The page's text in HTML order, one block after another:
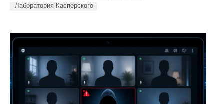
Лаборатория Касперского